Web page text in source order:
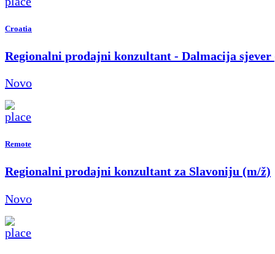
Croatia
Regionalni prodajni konzultant - Dalmacija sjever
Novo
Remote
Regionalni prodajni konzultant za Slavoniju (m/ž)
Novo